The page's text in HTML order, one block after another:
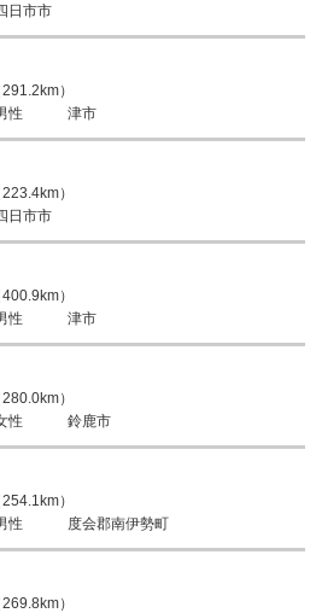
日市市
）
性 津市
）
日市市
）
性 津市
）
性 鈴鹿市
）
性 度会郡南伊勢町
）